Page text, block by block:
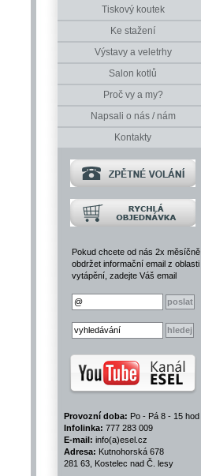
Tiskový koutek
Ke stažení
Výstavy a veletrhy
Salon kotlů
Proč vy a my?
Napsali o nás / nám
Kontakty
Pokud chcete od nás 2x měsíčně
obdržet informační email z oblasti
vytápění, zadejte Váš email
Provozní doba: Po - Pá 8 - 15 hod
Infolinka: 777 283 009
E-mail: info(a)esel.cz
Adresa: Kutnohorská 678
281 63, Kostelec nad Č. lesy